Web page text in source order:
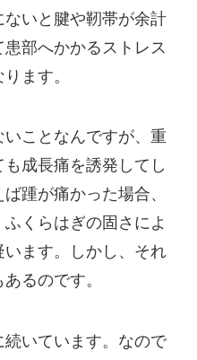
いと腱や靭帯が余計
部へかかるストレス
ます。
ことなんですが、重
成長痛を誘発してし
踵が痛かった場合、
くらはぎの固さによ
います。しかし、それ
るのです。
いています。なので